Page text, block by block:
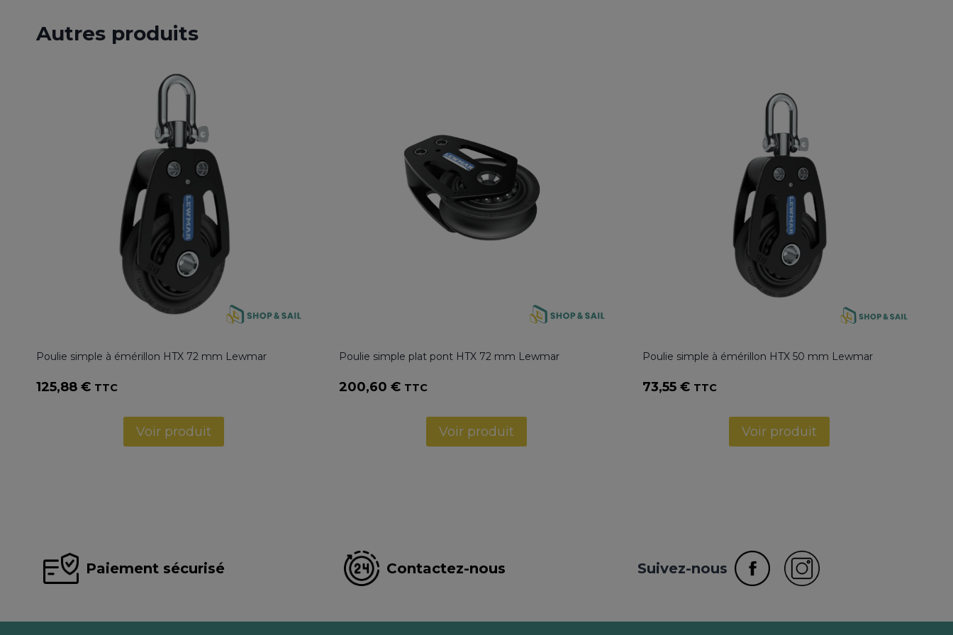
133,37 €
Autres produits
Poulie simple à émérillon HTX 72 mm Lewmar
125,88 € TTC
Voir produit
Poulie simple plat pont HTX 72 mm Lewmar
200,60€ TTC
Voir produit
Poulie simple à émérillon HTX 50 mm Lewmar
73,55 € TTC
Voir produit
Paiement sécurisé Contactez-nous Suivez-nous